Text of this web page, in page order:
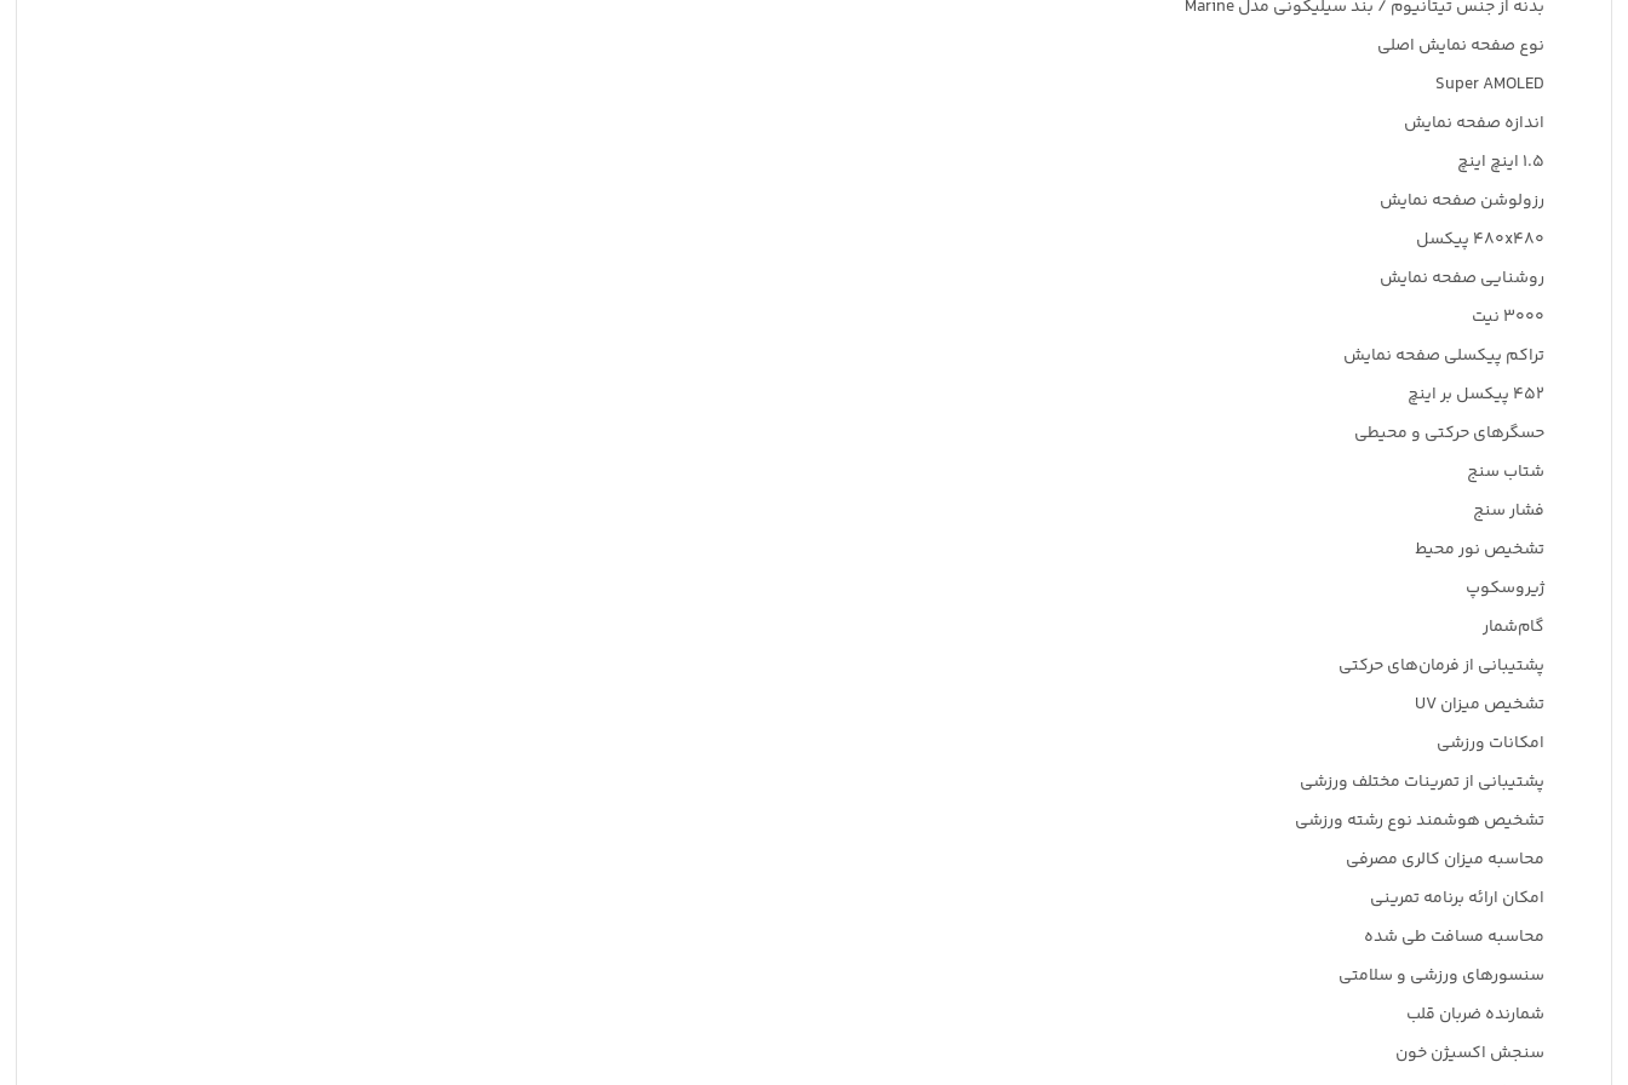
بدنه از جنس تیتانیوم / بند سیلیکونی مدل Marine
نوع صفحه نمایش اصلی
Super AMOLED
اندازه صفحه نمایش
۱.۵ اینچ اینچ
رزولوشن صفحه نمایش
۴۸۰x۴۸۰ پیکسل
روشنایی صفحه نمایش
۳۰۰۰ نیت
تراکم پیکسلی صفحه نمایش
۴۵۲ پیکسل بر اینچ
حسگرهای حرکتی و محیطی
شتاب سنج
فشار سنج
تشخیص نور محیط
ژیروسکوپ
گام‌شمار
پشتیبانی از فرمان‌های حرکتی
تشخیص میزان UV
امکانات ورزشی
پشتیبانی از تمرینات مختلف ورزشی
تشخیص هوشمند نوع رشته ورزشی
محاسبه میزان کالری مصرفی
امکان ارائه برنامه تمرینی
محاسبه مسافت طی شده
سنسورهای ورزشی و سلامتی
شمارنده ضربان قلب
سنجش اکسیژن خون